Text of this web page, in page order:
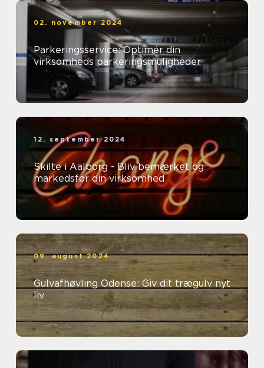
02. november 2024
Parkeringsservice: Optimér din
virksomheds parkeringsmuligheder
12. september 2024
Skilte i Aalborg - Bliv bemærket og
markedsfør din virksomhed
09. august 2024
Gulvafhøvling Odense: Giv dit trægulv nyt
liv